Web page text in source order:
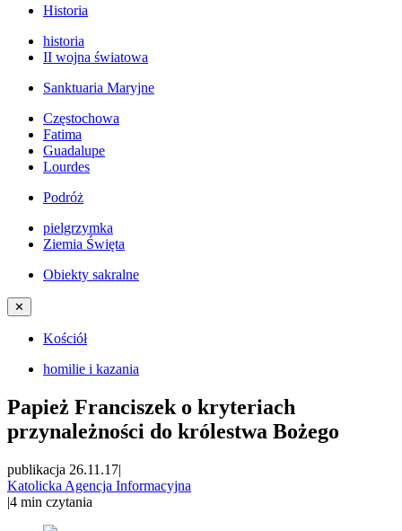
Historia
historia
II wojna światowa
Sanktuaria Maryjne
Częstochowa
Fatima
Guadalupe
Lourdes
Podróż
pielgrzymka
Ziemia Święta
Obiekty sakralne
✕
Kościół
homilie i kazania
Papież Franciszek o kryteriach
przynależności do królestwa Bożego
publikacja 26.11.17|
Katolicka Agencja Informacyjna
|4 min czytania